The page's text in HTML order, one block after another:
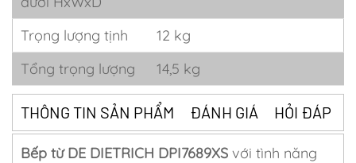
Trọng lượng tịnh
12 kg
Tổng trọng lượng
14,5 kg
THÔNG TIN SẢN PHẨM ĐÁNH GIÁ HỎI ĐÁP
Bếp từ DE DIETRICH DPI7689XS với tình năng